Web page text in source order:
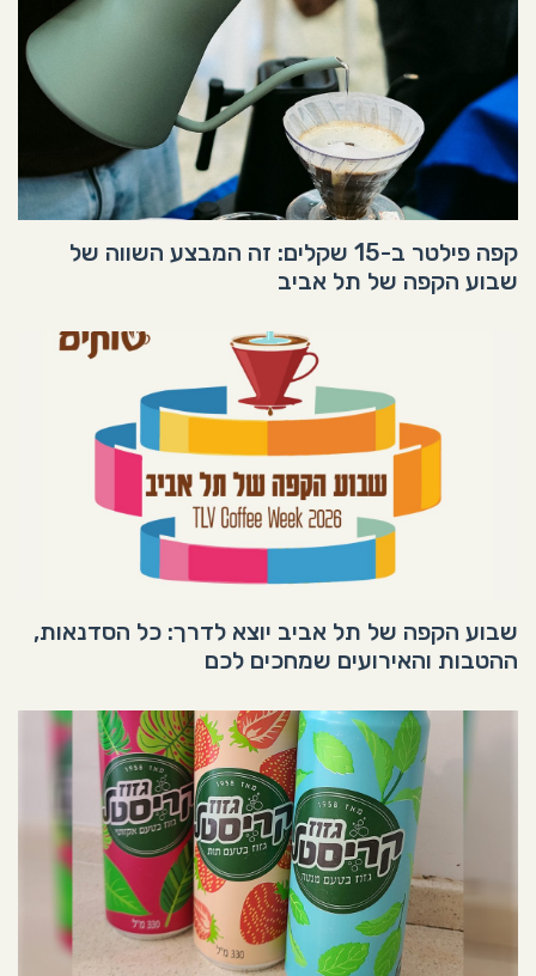
קפה פילטר ב-15 שקלים: זה המבצע השווה של
שבוע הקפה של תל אביב
שבוע הקפה של תל אביב יוצא לדרך: כל הסדנאות,
ההטבות והאירועים שמחכים לכם